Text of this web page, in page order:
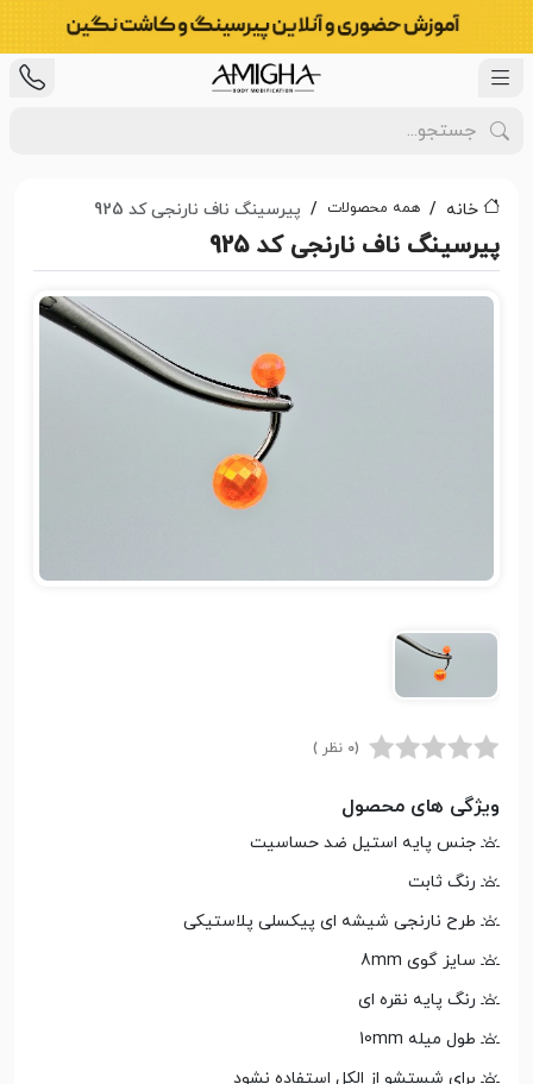
خانه همه محصولات پیرسینگ ناف نارنجی کد 925
پیرسینگ ناف نارنجی کد 925
(0 نظر )
ویژگی های محصول
جنس پایه استیل ضد حساسیت
رنگ ثابت
طرح نارنجی شیشه ای پیکسلی پلاستیکی
سایز گوی 8mm
رنگ پایه نقره ای
طول میله 10mm
برای شستشو از الکل استفاده نشود